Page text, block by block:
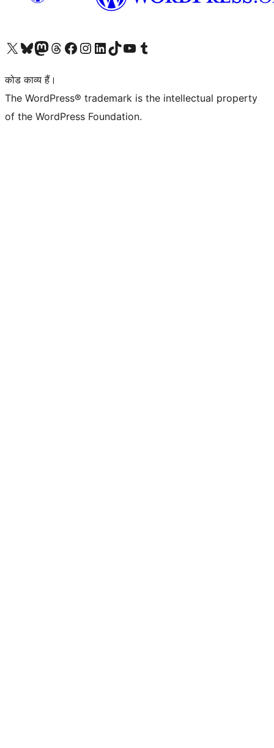
Visit our X (formerly Twitter) account
हमारे बलुस्की खाते पर जाएँVisit our Mastodon account
हमारे थ्रेड्स अकाउंट पर जाएंहमारे फेसबुक पेज पर जाएँहमारे इंस्टाग्राम अकाउंट पर जाएंहमारे लिंक्डइन खाते पर जाएँहमारे टिकटॉक खाते पर जाएँहमारे यूट्यूब चैनल पर जाएंहमारे Tumblr खाते पर जाएँ
कोड काव्य हैं।
The WordPress® trademark is the intellectual property
of the WordPress Foundation.